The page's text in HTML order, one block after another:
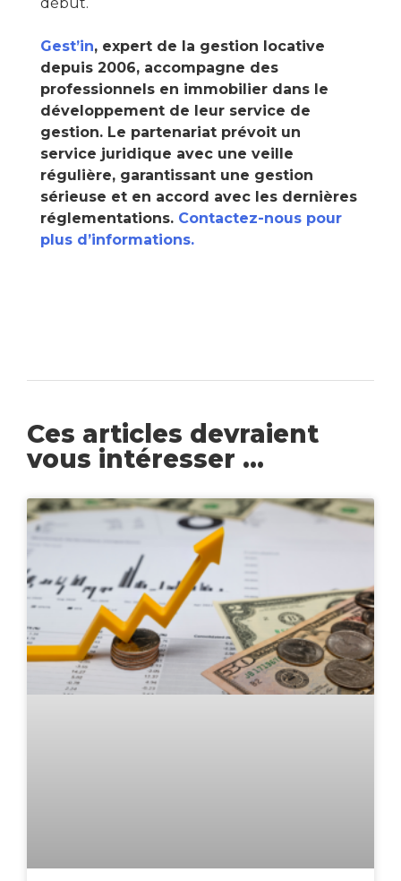
Gest’in, expert de la gestion locative
depuis 2006, accompagne des
professionnels en immobilier dans le
développement de leur service de
gestion. Le partenariat prévoit un
service juridique avec une veille
régulière, garantissant une gestion
sérieuse et en accord avec les dernières
réglementations. Contactez-nous pour
plus d’informations.
Ces articles devraient
vous intéresser ...